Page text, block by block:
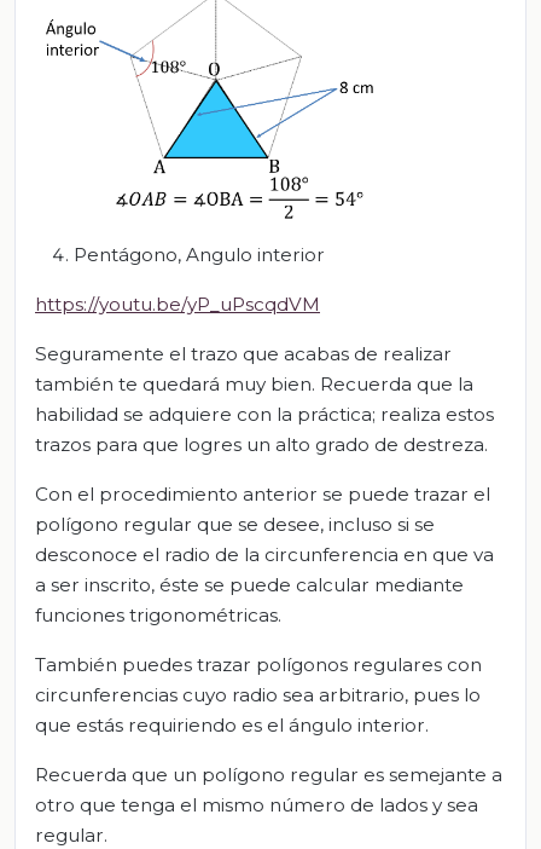
Pentágono, Angulo interior
https://youtu.be/yP_uPscqdVM
Seguramente el trazo que acabas de realizar
también te quedará muy bien. Recuerda que la
habilidad se adquiere con la práctica; realiza estos
trazos para que logres un alto grado de destreza.
Con el procedimiento anterior se puede trazar el
polígono regular que se desee, incluso si se
desconoce el radio de la circunferencia en que va
a ser inscrito, éste se puede calcular mediante
funciones trigonométricas.
También puedes trazar polígonos regulares con
circunferencias cuyo radio sea arbitrario, pues lo
que estás requiriendo es el ángulo interior.
Recuerda que un polígono regular es semejante a
otro que tenga el mismo número de lados y sea
regular.